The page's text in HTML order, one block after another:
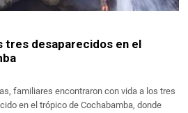
tres desaparecidos en el
familiares encontraron con vida a los tres
en el trópico de Cochabamba, donde